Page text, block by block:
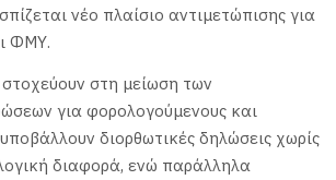
νέο πλαίσιο αντιμετώπισης για
ΦΜΥ.
στοχεύουν στη μείωση των
για φορολογούμενους και
διορθωτικές δηλώσεις χωρίς
διαφορά, ενώ παράλληλα